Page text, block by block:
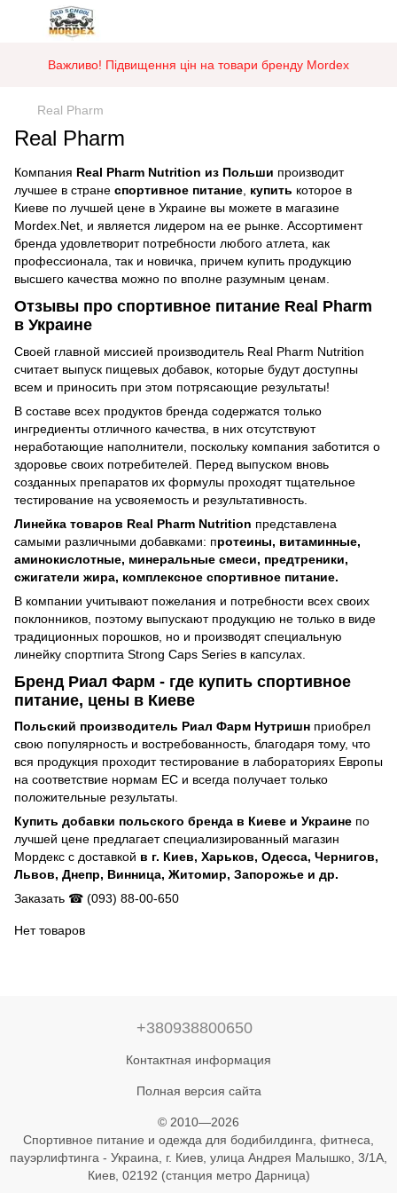
Важливо! Підвищення цін на товари бренду Mordex
Real Pharm
Real Pharm
Компания Real Pharm Nutrition из Польши производит
лучшее в стране спортивное питание купить которое в
Киеве по лучшей цене в Украине вы можете в магазине
Mordex.Net, и является лидером на ее рынке. Ассортимент
бренда удовлетворит потребности любого атлета, как
профессионала, так и новичка, причем купить продукцию
высшего качества можно по вполне разумным ценам.
Отзывы про спортивное питание Real Pharm
в Украине
Своей главной миссией производитель Real Pharm Nutrition
считает выпуск пищевых добавок, которые будут доступны
всем и приносить при этом потрясающие результаты!
В составе всех продуктов бренда содержатся только
ингредиенты отличного качества, в них отсутствуют
неработающие наполнители, поскольку компания заботится о
здоровье своих потребителей. Перед выпуском вновь
созданных препаратов их формулы проходят тщательное
тестирование на усвояемость и результативность.
Линейка товаров Real Pharm Nutrition представлена
самыми различными добавками: протеины, витаминные,
аминокислотные, минеральные смеси, предтреники,
сжигатели жира, комплексное спортивное питание.
В компании учитывают пожелания и потребности всех своих
поклонников, поэтому выпускают продукцию не только в виде
традиционных порошков, но и производят специальную
линейку спортпита Strong Caps Series в капсулах.
Бренд Риал Фарм - где купить спортивное
питание, цены в Киеве
Польский производитель Риал Фарм Нутришн приобрел
свою популярность и востребованность, благодаря тому, что
вся продукция проходит тестирование в лабораториях Европы
на соответствие нормам ЕС и всегда получает только
положительные результаты.
Купить добавки польского бренда в Киеве и Украине по
лучшей цене предлагает специализированный магазин
Мордекс с доставкой в г. Киев, Харьков, Одесса, Чернигов,
Львов, Днепр, Винница, Житомир, Запорожье и др.
Заказать ☎ (093) 88-00-650
Нет товаров
+380938800650
Контактная информация
Полная версия сайта
© 2010—2026
Спортивное питание и одежда для бодибилдинга, фитнеса,
пауэрлифтинга - Украина, г. Киев, улица Андрея Малышко, 3/1А,
Киев, 02192 (станция метро Дарница)